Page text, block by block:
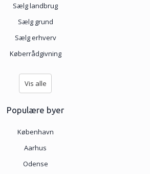
Sælg landbrug
Sælg grund
Sælg erhverv
Køberrådgivning
Vis alle
Populære byer
København
Aarhus
Odense